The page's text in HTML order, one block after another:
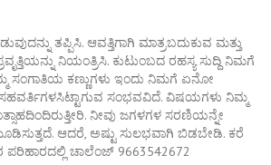
ತಪ್ಪಿಸಿ. ಆವತ್ತಿಗಾಗಿ ಮಾತ್ರಬದುಕುವ ಮತ್ತು
ನಿಯಂತ್ರಿಸಿ. ಕುಟುಂಬದ ರಹಸ್ಯ ಸುದ್ದಿ ನಿಮಗೆ
ಸಂಗಾತಿಯ ಕಣ್ಣುಗಳು ಇಂದು ನಿಮಗೆ ಏನೋ
ಸಹವರ್ತಿಗಳಸಿಟ್ಟಾಗುವ ಸಂಭವವಿದೆ. ವಿಷಯಗಳು ನಿಮ್ಮ
ನೀವು ಜಗಳಗಳ ಸರಣಿಯನ್ನೇ
ಆದರೆ, ಅಷ್ಟು ಸುಲಭವಾಗಿ ಬಿಡಬೇಡಿ. ಕರೆ
ಚಾಲೆಂಜ್ 9663542672